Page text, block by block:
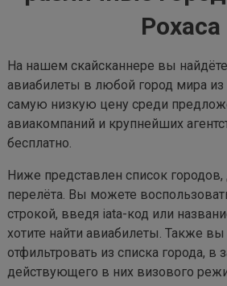
Рохаса
На нашем скайсканнере вы
авиабилеты в любой город мира
самую низкую цену среди
авиакомпаний и крупнейших
бесплатно.
Ниже представлен список
перелёта. Вы можете
строкой, введя iata-код или
хотите найти авиабилеты. Также
отфильтровать из списка города, в
действующего в них визового